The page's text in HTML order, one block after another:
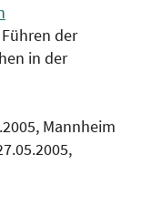
der
in der
Mannheim